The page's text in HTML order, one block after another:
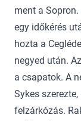
ment a
egy időkérés
hozta a
negyed után.
a csapatok. A
Sykes
felzárkózás.